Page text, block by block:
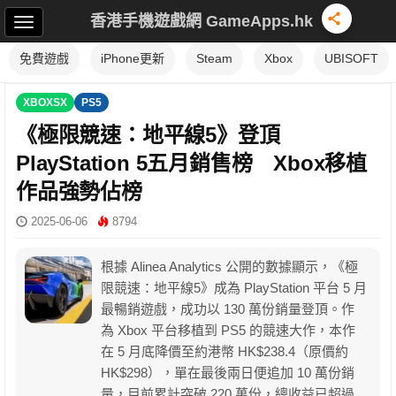
香港手機遊戲網 GameApps.hk
免費遊戲 iPhone更新 Steam Xbox UBISOFT
XBOXSX PS5
《極限競速：地平線5》登頂
PlayStation 5五月銷售榜 Xbox移植
作品強勢佔榜
2025-06-06 8794
根據 Alinea Analytics 公開的數據顯示，《極
限競速：地平線5》成為 PlayStation 平台 5 月
最暢銷遊戲，成功以 130 萬份銷量登頂。作
為 Xbox 平台移植到 PS5 的競速大作，本作
在 5 月底降價至約港幣 HK$238.4（原價約
HK$298），單在最後兩日便追加 10 萬份銷